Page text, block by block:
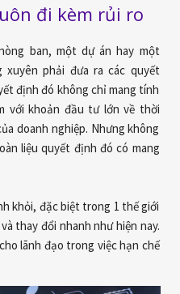
ban, một dự án hay một
xuyên phải đưa ra các quyết
định đó không chỉ mang tính
với khoản đầu tư lớn về thời
doanh nghiệp. Nhưng không
liệu quyết định đó có mang
khỏi, đặc biệt trong 1 thế giới
thay đổi nhanh như hiện nay.
lãnh đạo trong việc hạn chế
đi kèm rủi ro